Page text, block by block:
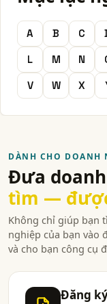
A B C
L
M N
V
W X
DÀNH CHO DOANH
Đưa
tìm —
Không chỉ giúp bạn
nghiệp của bạn vào
và cho bạn công cụ
Đăng